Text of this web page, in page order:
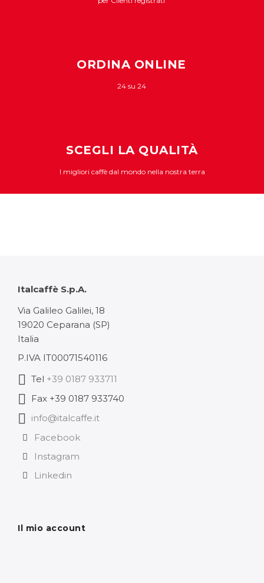
ORDINA ONLINE
24 su 24
SCEGLI LA QUALITÀ
I migliori caffè dal mondo nella nostra terra
Italcaffè S.p.A.
Via Galileo Galilei, 18
19020 Ceparana (SP)
Italia
P.IVA IT00071540116
Tel +39 0187 933711
Fax +39 0187 933740
info@italcaffe.it
Facebook
Instagram
Linkedin
Il mio account